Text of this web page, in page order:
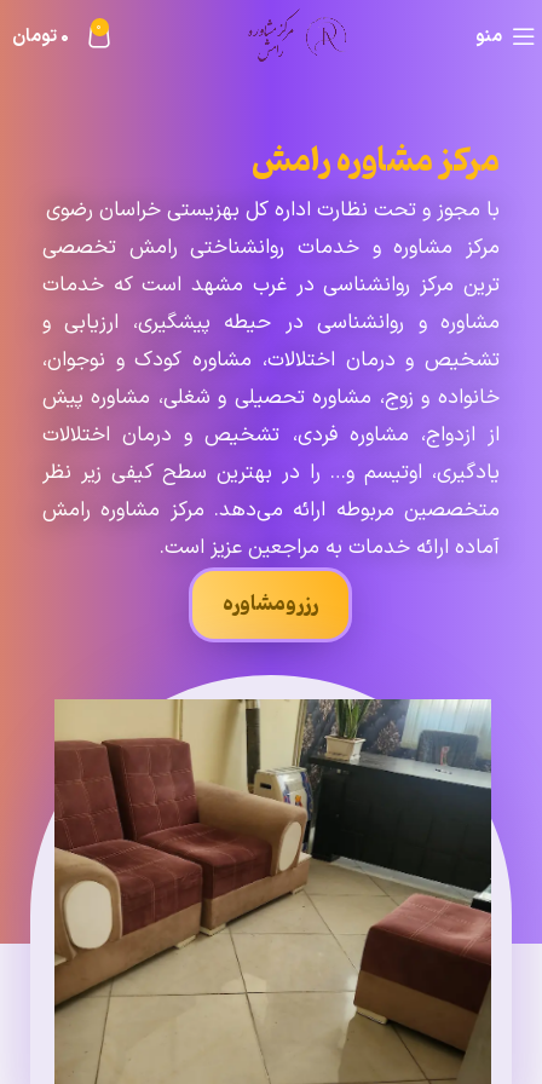
منو ۰ ۰تومان
مرکز مشاوره رامش
با مجوز و تحت نظارت اداره کل بهزیستی خراسان رضوی
مرکز مشاوره‌ و خدمات روانشناختی رامش تخصصی
ترین مرکز روانشناسی در غرب مشهد است که خدمات
مشاوره و روانشناسی در حیطه پیشگیری، ارزیابی و
تشخیص و درمان اختلالات، مشاوره کودک و نوجوان،
خانواده و زوج، مشاوره تحصیلی و شغلی، مشاوره پیش
از ازدواج، مشاوره فردی، تشخیص و درمان اختلالات
یادگیری، اوتیسم و… را در بهترین سطح کیفی زیر نظر
متخصصین مربوطه ارائه می‌دهد. مرکز مشاوره رامش
آماده ارائه خدمات به مراجعین عزیز است.
رزرومشاوره